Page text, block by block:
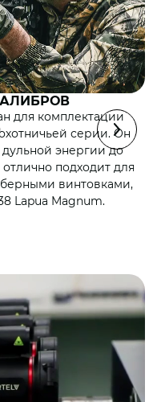
для комплектации
серии. Он
энергии до
подходит для
винтовками,
Lapua Magnum.